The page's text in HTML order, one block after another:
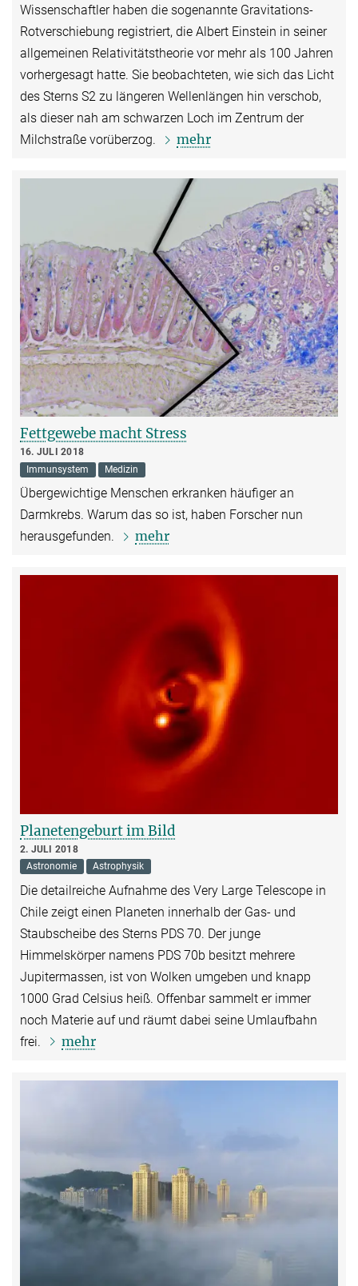
Wissenschaftler haben die sogenannte Gravitations-
Rotverschiebung registriert, die Albert Einstein in seiner
allgemeinen Relativitätstheorie vor mehr als 100 Jahren
vorhergesagt hatte. Sie beobachteten, wie sich das Licht
des Sterns S2 zu längeren Wellenlängen hin verschob,
als dieser nah am schwarzen Loch im Zentrum der
Milchstraße vorüberzog.
mehr
Fettgewebe macht Stress
16. JULI 2018
Immunsystem
Medizin
Übergewichtige Menschen erkranken häufiger an
Darmkrebs. Warum das so ist, haben Forscher nun
herausgefunden.
mehr
Planetengeburt im Bild
2. JULI 2018
Astronomie
Astrophysik
Die detailreiche Aufnahme des Very Large Telescope in
Chile zeigt einen Planeten innerhalb der Gas- und
Staubscheibe des Sterns PDS 70. Der junge
Himmelskörper namens PDS 70b besitzt mehrere
Jupitermassen, ist von Wolken umgeben und knapp
1000 Grad Celsius heiß. Offenbar sammelt er immer
noch Materie auf und räumt dabei seine Umlaufbahn
frei.
mehr